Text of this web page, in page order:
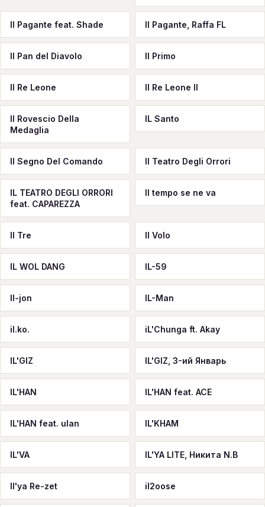
Il Pagante feat. Shade Il Pagante, Raffa FL
Il Pan del Diavolo Il Primo
Il Re Leone Il Re Leone II
Il Rovescio Della
Medaglia
IL Santo
Il Segno Del Comando Il Teatro Degli Orrori
IL TEATRO DEGLI ORRORI
feat. CAPAREZZA
Il tempo se ne va
Il Tre Il Volo
IL WOL DANG IL-59
Il-jon IL-Man
il.ko. iL'Chunga ft. Akay
IL'GIZ IL'GIZ, 3-ий Январь
IL'HAN IL'HAN feat. ACE
IL'HAN feat. ulan IL'KHAM
IL'VA IL'YA LITE, Никита N.B
Il'ya Re-zet il2oose